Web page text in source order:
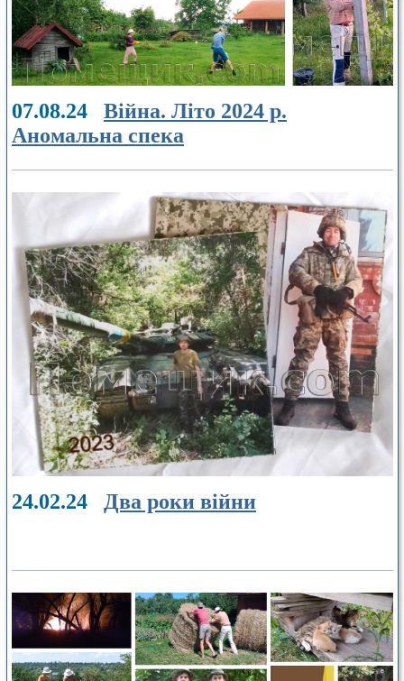
07.08.24 Війна. Літо 2024 р.
Аномальна спека
24.02.24 Два роки війни